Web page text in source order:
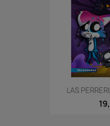
LAS